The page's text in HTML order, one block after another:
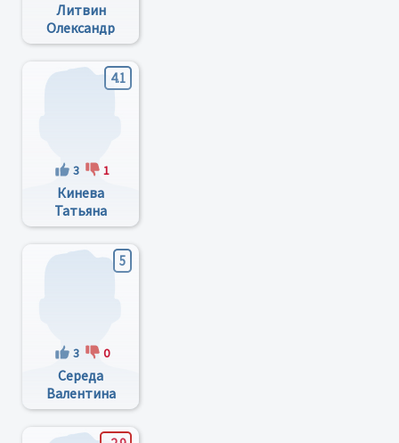
Литвин
Олександр
Петрович
4.1
3 1
Кинева
Татьяна
Степановна
5
3 0
Середа
Валентина
Ивановна